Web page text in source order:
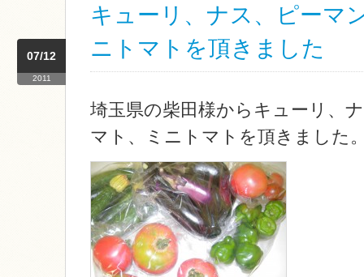
キューリ、ナス、ピーマ
ニトマトを頂きました
07/12
2011
埼玉県の柴田様からキューリ、
マト、ミニトマトを頂きました